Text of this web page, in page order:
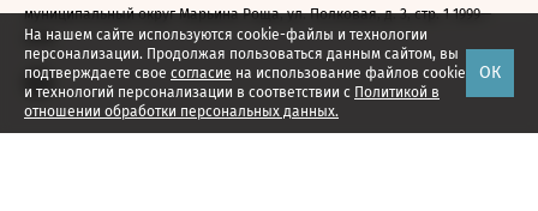
На нашем сайте используются cookie-файлы и технологии
персонализации. Продолжая пользоваться данным сайтом, вы
подтверждаете свое согласие на использование файлов cookie
и технологий персонализации в соответствии с Политикой в
отношении обработки персональных данных.
ОК
муниципальный округ Марьина Роща, ул. Полковая, д. 3, стр. 1 1999—
2026